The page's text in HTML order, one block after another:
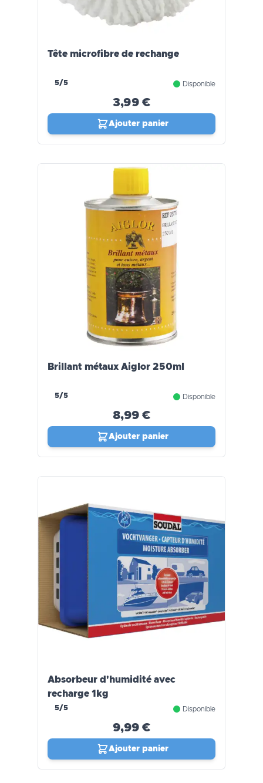
Tête microfibre de rechange
5/5 Disponible
3,99 €
Ajouter panier
Brillant métaux Aiglor 250ml
5/5 Disponible
8,99 €
Ajouter panier
Absorbeur d'humidité avec
recharge 1kg
5/5 Disponible
9,99 €
Ajouter panier